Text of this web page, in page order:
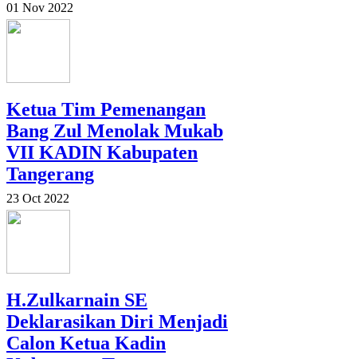
01 Nov 2022
Ketua Tim Pemenangan
Bang Zul Menolak Mukab
VII KADIN Kabupaten
Tangerang
23 Oct 2022
H.Zulkarnain SE
Deklarasikan Diri Menjadi
Calon Ketua Kadin